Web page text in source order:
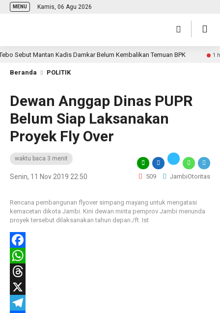
MENU Kamis, 06 Agu 2026
Mantan Kadis Damkar Belum Kembalikan Temuan BPK 1 hari
Beranda POLITIK
Dewan Anggap Dinas PUPR
Belum Siap Laksanakan
Proyek Fly Over
waktu baca 3 menit
Senin, 11 Nov 2019 22:50 509 JambiOtoritas
Rencana pembangunan flyover simpang mayang untuk mengatasi
kemacetan dikota Jambi. Kini dewan minta pemprov Jambi menunda
proyek tersebut dilaksanakan tahun depan./ft. Ist
Facebook
WhatsApp
Threads
X